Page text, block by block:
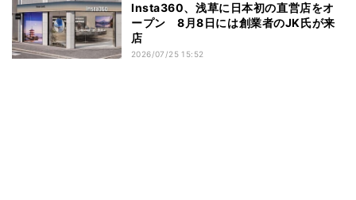
Insta360、浅草に日本初の直営店をオ
ープン 8月8日には創業者のJK氏が来
店
2026/07/25 15:52